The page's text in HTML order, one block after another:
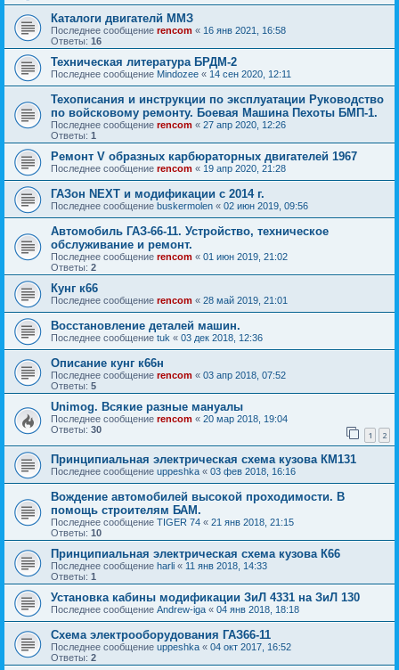
Каталоги двигателй ММЗ
Последнее сообщение rencom « 16 янв 2021, 16:58
Ответы: 16
Техническая литература БРДМ-2
Последнее сообщение Mindozee « 14 сен 2020, 12:11
Техописания и инструкции по эксплуатации Руководство
по войсковому ремонту. Боевая Машина Пехоты БМП-1.
Последнее сообщение rencom « 27 апр 2020, 12:26
Ответы: 1
Ремонт V образных карбюраторных двигателей 1967
Последнее сообщение rencom « 19 апр 2020, 21:28
ГАЗон NEXT и модификации с 2014 г.
Последнее сообщение buskermolen « 02 июн 2019, 09:56
Автомобиль ГАЗ-66-11. Устройство, техническое
обслуживание и ремонт.
Последнее сообщение rencom « 01 июн 2019, 21:02
Ответы: 2
Кунг к66
Последнее сообщение rencom « 28 май 2019, 21:01
Восстановление деталей машин.
Последнее сообщение tuk « 03 дек 2018, 12:36
Описание кунг к66н
Последнее сообщение rencom « 03 апр 2018, 07:52
Ответы: 5
Unimog. Всякие разные мануалы
Последнее сообщение rencom « 20 мар 2018, 19:04
Ответы: 30 1 2
Принципиальная электрическая схема кузова КМ131
Последнее сообщение uppeshka « 03 фев 2018, 16:16
Вождение автомобилей высокой проходимости. В
помощь строителям БАМ.
Последнее сообщение TIGER 74 « 21 янв 2018, 21:15
Ответы: 10
Принципиальная электрическая схема кузова К66
Последнее сообщение harli « 11 янв 2018, 14:33
Ответы: 1
Установка кабины модификации ЗиЛ 4331 на ЗиЛ 130
Последнее сообщение Andrew-iga « 04 янв 2018, 18:18
Схема электрооборудования ГАЗ66-11
Последнее сообщение uppeshka « 04 окт 2017, 16:52
Ответы: 2